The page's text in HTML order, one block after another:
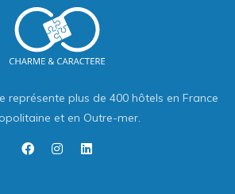
représente plus de 400 hôtels en France
et en Outre-mer.